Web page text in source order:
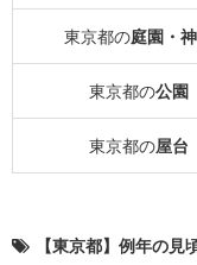
東京都の庭園・
東京都の公園
東京都の屋台
【東京都】例年の見